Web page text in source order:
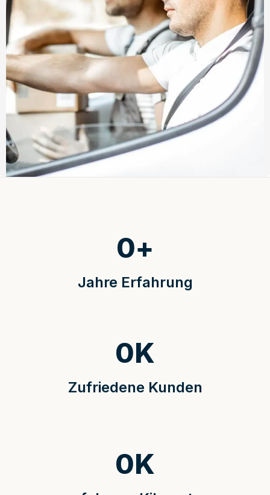
Jahre Erfahrung
0+
Zufriedene Kunden
0K
0K